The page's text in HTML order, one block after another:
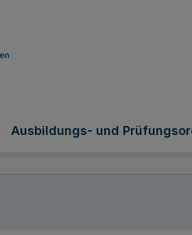
Ausbildungs- und